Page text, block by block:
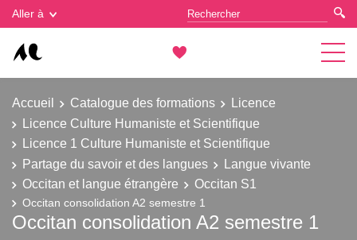
Aller à
Accueil Catalogue des formations
Licence
Licence Culture Humaniste et Scientifique
Licence 1 Culture Humaniste et Scientifique
Partage du savoir et des langues
Langue vivante
Occitan et langue étrangère
Occitan S1
Occitan consolidation A2 semestre 1
Occitan consolidation A2 semestre 1
Gestion des cookies